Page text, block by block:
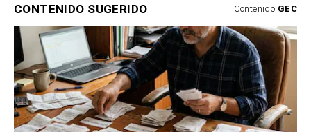
CONTENIDO SUGERIDO Contenido GEC